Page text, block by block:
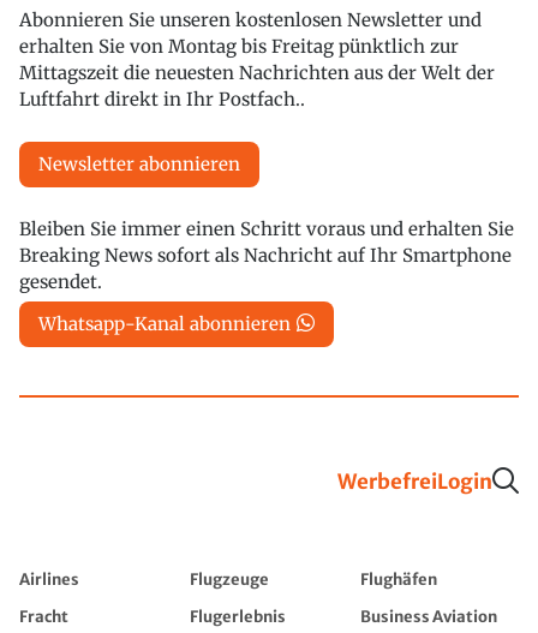
Abonnieren Sie unseren kostenlosen Newsletter und
erhalten Sie von Montag bis Freitag pünktlich zur
Mittagszeit die neuesten Nachrichten aus der Welt der
Luftfahrt direkt in Ihr Postfach..
Newsletter abonnieren
Bleiben Sie immer einen Schritt voraus und erhalten Sie
Breaking News sofort als Nachricht auf Ihr Smartphone
gesendet.
Whatsapp-Kanal abonnieren
WerbefreiLogin
Airlines Flugzeuge
Flughäfen
Fracht
Flugerlebnis
Business Aviation